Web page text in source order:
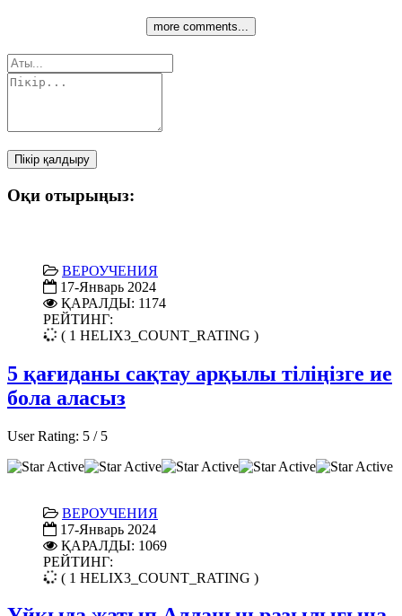
more comments...
Пікір қалдыру
Оқи отырыңыз:
ВЕРОУЧЕНИЯ
17-Январь 2024
ҚАРАЛДЫ: 1174
РЕЙТИНГ:
( 1 HELIX3_COUNT_RATING )
5 қағиданы сақтау арқылы тіліңізге ие
бола аласыз
User Rating: 5 / 5
ВЕРОУЧЕНИЯ
17-Январь 2024
ҚАРАЛДЫ: 1069
РЕЙТИНГ:
( 1 HELIX3_COUNT_RATING )